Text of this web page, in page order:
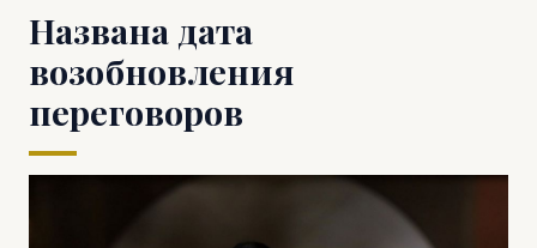
Названа дата
возобновления
переговоров